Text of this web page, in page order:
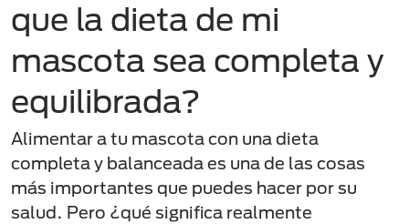
que la dieta de mi
mascota sea completa y
equilibrada?
Alimentar a tu mascota con una dieta
completa y balanceada es una de las cosas
más importantes que puedes hacer por su
salud. Pero ¿qué significa realmente